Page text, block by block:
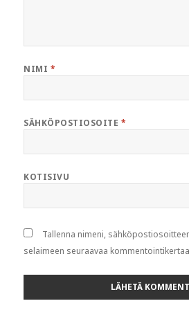
NIMI *
SÄHKÖPOSTIOSOITE *
KOTISIVU
Tallenna nimeni,
selaimeen seuraavaa